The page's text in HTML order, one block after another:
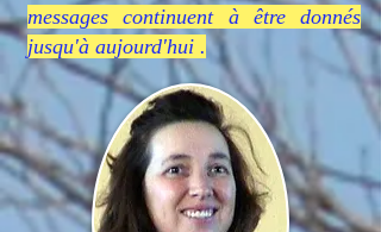
messages continuent à être donnés
jusqu'à aujourd'hui .